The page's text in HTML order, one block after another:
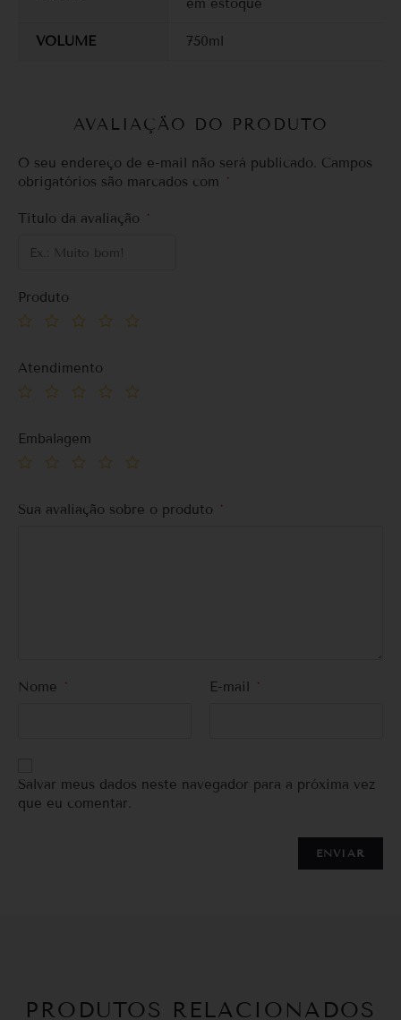
em estoque
VOLUME 750ml
AVALIAÇÃO DO PRODUTO
O seu endereço de e-mail não será publicado. Campos
obrigatórios são marcados com
*
Título da avaliação *
Produto
Atendimento
Embalagem
Sua avaliação sobre o produto *
Nome * E-mail *
Salvar meus dados neste navegador para a próxima vez
que eu comentar.
PRODUTOS RELACIONADOS